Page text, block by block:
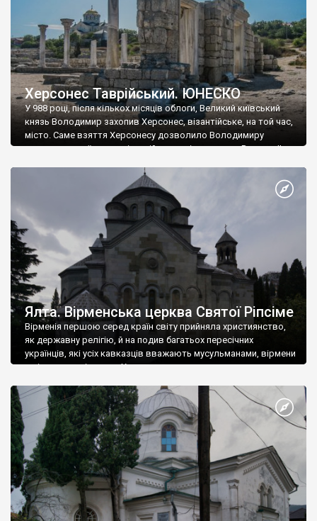
Херсонес Таврійський. ЮНЕСКО
У 988 році, після кількох місяців облоги, Великий київський
князь Володимир захопив Херсонес, візантійське, на той час,
місто. Саме взяття Херсонесу дозволило Володимиру
диктувати свої умови візантійському імператору Василю ІІ, та
Херсонесі Володимир-язичник, став Василем-християнином.
А потім було Хрещення Русі. На честь Херсонесу Таврійського
Ялта. Вірменська церква Святої Ріпсіме
Вірменія першою серед країн світу прийняла християнство,
як державну релігію, й на подив багатьох пересічних
українців, які усіх кавказців вважають мусульманами, вірмени
є відданими вірянами Христа